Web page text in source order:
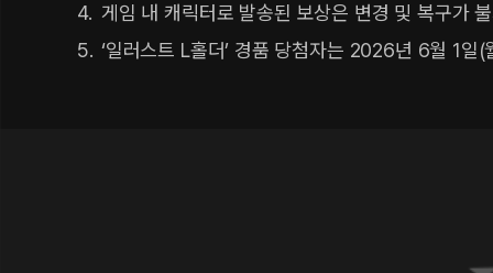
게임 내 캐릭터로 발송된 보상은 변경 및 복구가
‘일러스트 L홀더’ 경품 당첨자는 2026년 6월 1